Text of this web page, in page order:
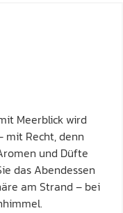
Meerblick wird
mit Recht, denn
und Düfte
das Abendessen
am Strand – bei